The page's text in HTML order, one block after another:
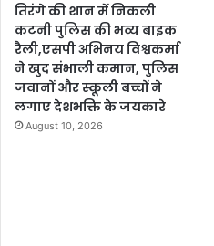
तिरंगे की शान में निकली
कटनी पुलिस की भव्य बाइक
रैली,एसपी अभिनय विश्वकर्मा
ने खुद संभाली कमान, पुलिस
जवानों और स्कूली बच्चों ने
लगाए देशभक्ति के जयकारे
August 10, 2026